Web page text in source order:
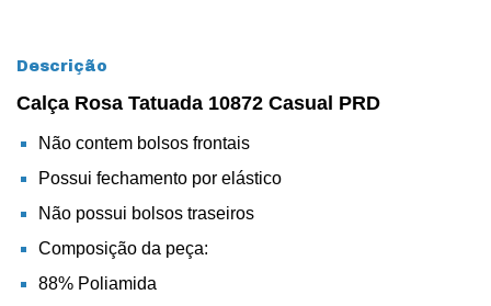
Descrição
Calça Rosa Tatuada 10872 Casual PRD
Não contem bolsos frontais
Possui fechamento por elástico
Não possui bolsos traseiros
Composição da peça:
88% Poliamida